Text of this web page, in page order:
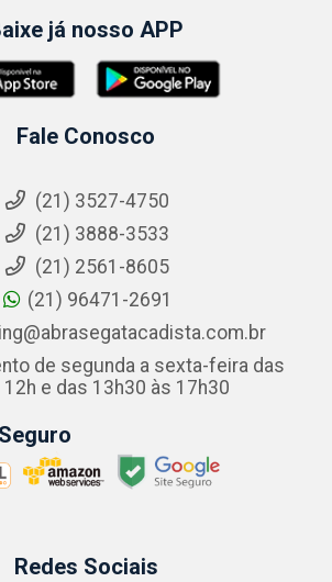
já nosso APP
Fale Conosco
(21) 3527-4750
(21) 3888-3533
(21) 2561-8605
(21) 96471-2691
de segunda a sexta-feira das
12h e das 13h30 às 17h30
Redes Sociais